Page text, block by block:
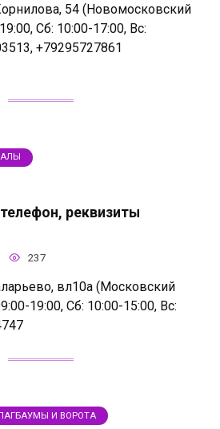
54 (Новомосковский
Сб: 10:00-17:00, Вс:
+79295727861
реквизиты
237
вл10а (Московский
19:00, Сб: 10:00-15:00, Вс:
И ВОРОТА